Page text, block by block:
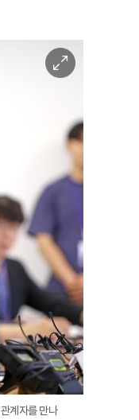
이
미
계자를 만나